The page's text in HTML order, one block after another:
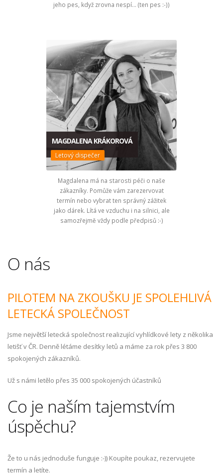
jeho pes, když zrovna nespí... (ten pes :-))
MAGDALENA KRÁKOROVÁ
Letový dispečer
Magdalena má na starosti péči o naše
zákazníky. Pomůže vám zarezervovat
termín nebo vybrat ten správný zážitek
jako dárek. Lítá ve vzduchu i na silnici, ale
samozřejmě vždy podle předpisů :-)
O nás
PILOTEM NA ZKOUŠKU JE SPOLEHLIVÁ
LETECKÁ SPOLEČNOST
Jsme největší letecká společnost realizující vyhlídkové lety z několika
letišť v ČR. Denně létáme desítky letů a máme za rok přes 3 800
spokojených zákazníků.
Už s námi letělo přes 35 000 spokojených účastníků
Co je naším tajemstvím
úspěchu?
Že to u nás jednoduše funguje :-)) Koupíte poukaz, rezervujete
termín a letíte.